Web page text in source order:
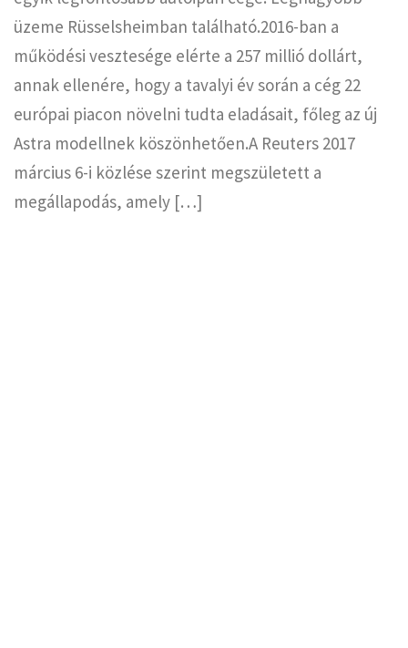
üzeme Rüsselsheimban található.2016-ban a
működési vesztesége elérte a 257 millió dollárt,
annak ellenére, hogy a tavalyi év során a cég 22
európai piacon növelni tudta eladásait, főleg az új
Astra modellnek köszönhetően.A Reuters 2017
március 6-i közlése szerint megszületett a
megállapodás, amely […]